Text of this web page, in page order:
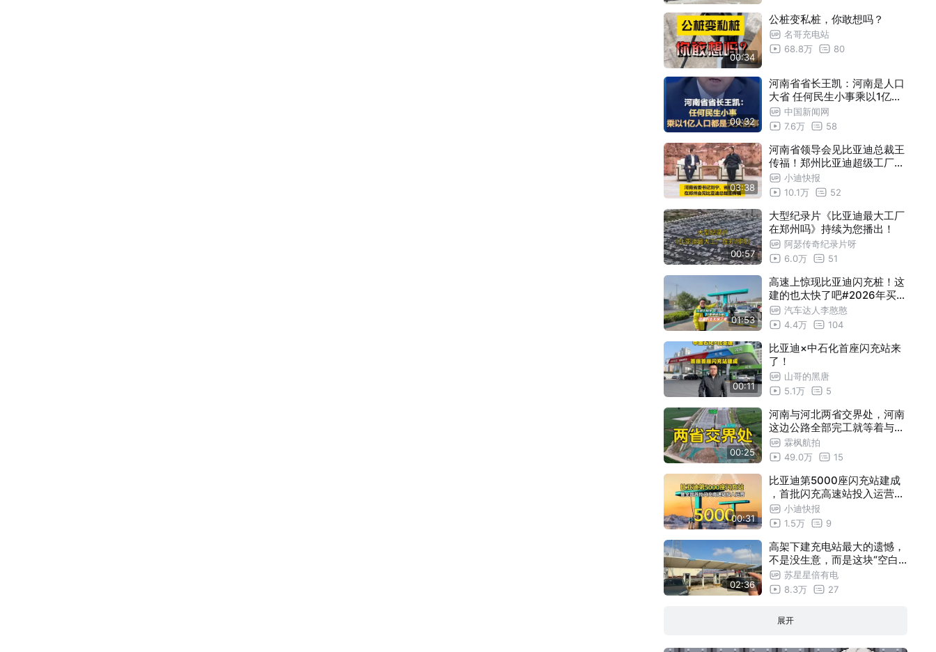
00:34
公桩变私桩，你敢想吗？
名哥充电站
68.8万
80
00:32
河南省省长王凯：河南是人口
大省 任何民生小事乘以1亿人
口都是天大的事
中国新闻网
7.6万
58
03:38
河南省领导会见比亚迪总裁王
传福！郑州比亚迪超级工厂航
拍~小迪快报
10.1万
52
00:57
大型纪录片《比亚迪最大工厂
在郑州吗》持续为您播出！
阿瑟传奇纪录片呀
6.0万
51
01:53
高速上惊现比亚迪闪充桩！这
建的也太快了吧#2026年买车
看闪充汽车达人李憨憨
4.4万
104
00:11
比亚迪×中石化首座闪充站来
了！
山哥的黑唐
5.1万
5
00:25
河南与河北两省交界处，河南
这边公路全部完工就等着与河
北对接！
霖枫航拍
49.0万
15
00:31
比亚迪第5000座闪充站建成
，首批闪充高速站投入运营，
比亚迪闪充站已覆盖全国297
座城市 加速推进“闪充中国”战
小迪快报
1.5万
9
02:36
高架下建充电站最大的遗憾，
不是没生意，而是这块“空白”
！ 苏星星倍有电
8.3万
27
展开